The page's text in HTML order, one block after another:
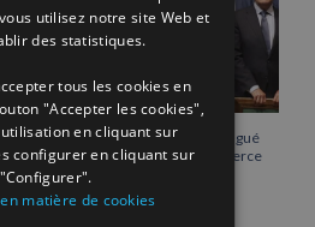
Vicente Boluda Fos distingué
par la Chambre de commerce
de Séville.
12/06/2026
FRENCH
utilisez notre site Web et
des statistiques.
tous les cookies en
"Accepter les cookies",
en cliquant sur
configurer en cliquant sur
"Configurer".
matière de cookies